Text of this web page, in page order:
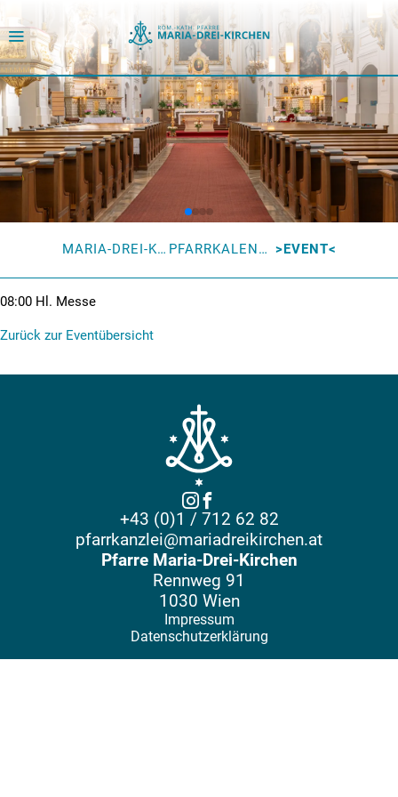
MARIA-DREI-KIRCHEN PFARRKALENDER EVENT
08:00 Hl. Messe
Zurück zur Eventübersicht
+43 (0)1 / 712 62 82
pfarrkanzlei@mariadreikirchen.at
Pfarre Maria-Drei-Kirchen
Rennweg 91
1030 Wien
Impressum
Datenschutzerklärung